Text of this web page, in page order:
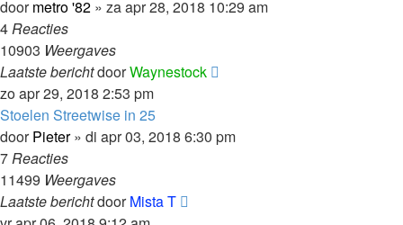
doormetro '82 » za apr 28, 2018 10:29 am
4Reacties
10903 Weergaves
Laatste berichtdoorWaynestock
zo apr 29, 2018 2:53 pm
Stoelen Streetwise in 25
doorPieter» di apr 03, 2018 6:30 pm
7Reacties
11499 Weergaves
Laatste berichtdoorMista T